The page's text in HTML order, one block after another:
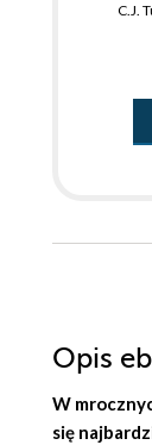
C.J.
Opis
W
się